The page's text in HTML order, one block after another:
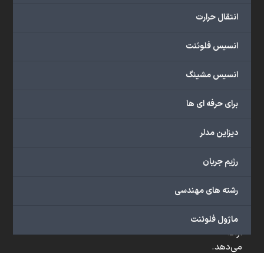
انتقال حرارت
انسیس فلوئنت
انسیس مشینگ
برای حرفه ای ها
دیزاین مدلر
رژیم جریان
رشته های مهندسی
ماژول فلوئنت
(CFD)
هستند.
ما
گسترده‌ای
با
دانشگاهی،
صنعتی
...
ارائه
می‌دهد.